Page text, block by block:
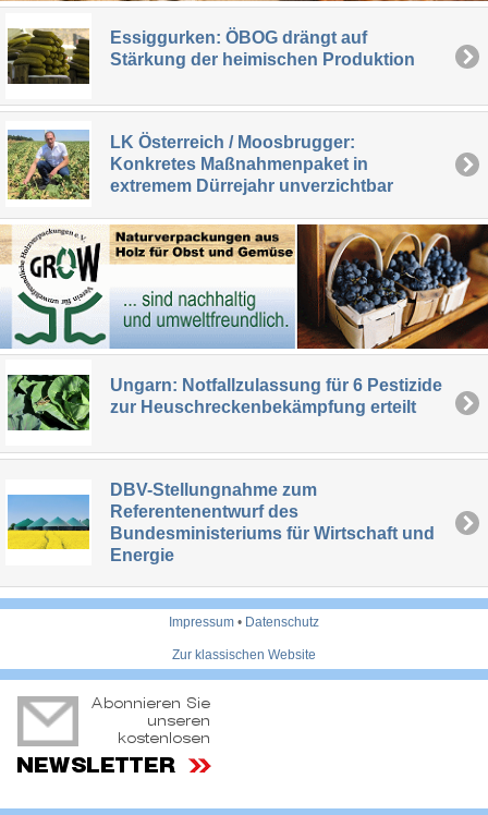
Essiggurken: ÖBOG drängt auf
Stärkung der heimischen Produktion
LK Österreich / Moosbrugger:
Konkretes Maßnahmenpaket in
extremem Dürrejahr unverzichtbar
Ungarn: Notfallzulassung für 6 Pestizide
zur Heuschreckenbekämpfung erteilt
DBV-Stellungnahme zum
Referentenentwurf des
Bundesministeriums für Wirtschaft und
Energie
Impressum • Datenschutz
Zur klassischen Website